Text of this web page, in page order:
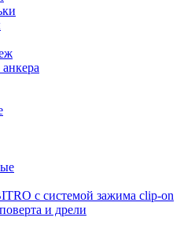
с системой зажима clip-on
и дрели